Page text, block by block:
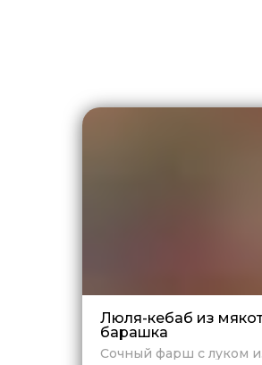
Люля-кебаб из
барашка
Сочный фарш с луком и